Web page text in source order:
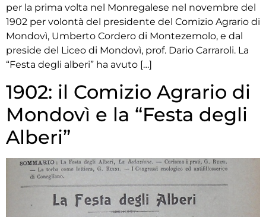
per la prima volta nel Monregalese nel novembre del
1902 per volontà del presidente del Comizio Agrario di
Mondovì, Umberto Cordero di Montezemolo, e dal
preside del Liceo di Mondovì, prof. Dario Carraroli. La
“Festa degli alberi” ha avuto […]
1902: il Comizio Agrario di
Mondovì e la “Festa degli
Alberi”